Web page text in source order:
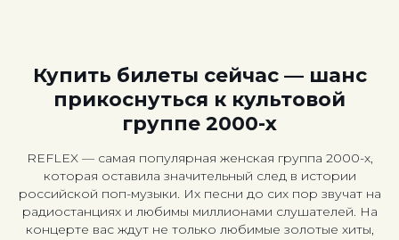
Купить билеты сейчас — шанс
прикоснуться к культовой
группе 2000-х
REFLEX — самая популярная женская группа 2000-х,
которая оставила значительный след в истории
российской поп-музыки. Их песни до сих пор звучат на
радиостанциях и любимы миллионами слушателей. На
концерте вас ждут не только любимые золотые хиты,